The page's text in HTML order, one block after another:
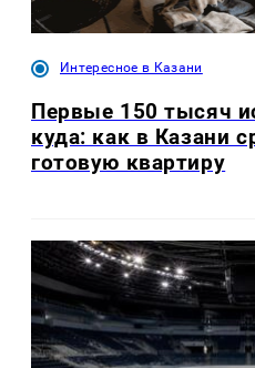
Интересное в Казани
Первые 150 тысяч
куда: как в Казани
готовую квартиру